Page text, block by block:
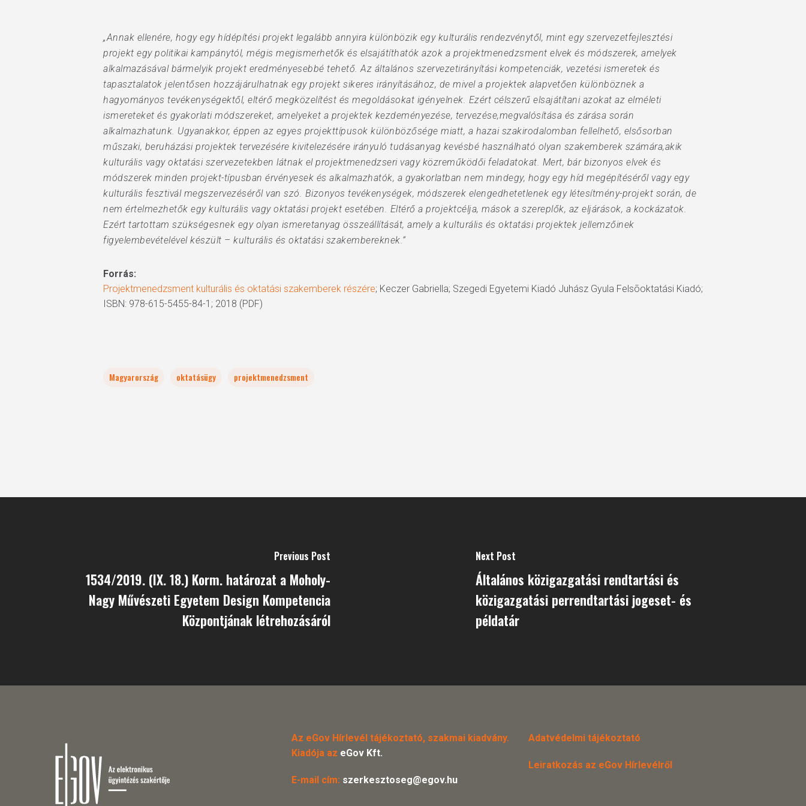
„Annak ellenére, hogy egy hídépítési projekt legalább annyira különbözik egy kulturális rendezvénytől, mint egy szervezetfejlesztési
projekt egy politikai kampánytól, mégis megismerhetők és elsajátíthatók azok a projektmenedzsment elvek és módszerek, amelyek
alkalmazásával bármelyik projekt eredményesebbé tehető. Az általános szervezetirányítási kompetenciák, vezetési ismeretek és
tapasztalatok jelentősen hozzájárulhatnak egy projekt sikeres irányításához, de mivel a projektek alapvetően különböznek a
hagyományos tevékenységektől, eltérő megközelítést és megoldásokat igényelnek. Ezért célszerű elsajátítani azokat az elméleti
ismereteket és gyakorlati módszereket, amelyeket a projektek kezdeményezése, tervezése,megvalósítása és zárása során
alkalmazhatunk. Ugyanakkor, éppen az egyes projekttípusok különbözősége miatt, a hazai szakirodalomban fellelhető, elsősorban
műszaki, beruházási projektek tervezésére kivitelezésére irányuló tudásanyag kevésbé használható olyan szakemberek számára,akik
kulturális vagy oktatási szervezetekben látnak el projektmenedzseri vagy közreműködői feladatokat. Mert, bár bizonyos elvek és
módszerek minden projekt-típusban érvényesek és alkalmazhatók, a gyakorlatban nem mindegy, hogy egy híd megépítéséről vagy egy
kulturális fesztivál megszervezéséről van szó. Bizonyos tevékenységek, módszerek elengedhetetlenek egy létesítmény-projekt során, de
nem értelmezhetők egy kulturális vagy oktatási projekt esetében. Eltérő a projektcélja, mások a szereplők, az eljárások, a kockázatok.
Ezért tartottam szükségesnek egy olyan ismeretanyag összeállítását, amely a kulturális és oktatási projektek jellemzőinek
figyelembevételével készült – kulturális és oktatási szakembereknek.”
Forrás:
Projektmenedzsment kulturális és oktatási szakemberek részére; Keczer Gabriella; Szegedi Egyetemi Kiadó Juhász Gyula Felsõoktatási Kiadó;
ISBN: 978-615-5455-84-1; 2018 (PDF)
Magyarország oktatásügy projektmenedzsment
Previous Post
1534/2019. (IX. 18.) Korm. határozat a Moholy-
Nagy Művészeti Egyetem Design Kompetencia
Központjának létrehozásáról
Next Post
Általános közigazgatási rendtartási és
közigazgatási perrendtartási jogeset- és
példatár
Az eGov Hírlevél tájékoztató, szakmai kiadvány.
Kiadója az eGov Kft.
E-mail cím: szerkesztoseg@egov.hu
Adatvédelmi tájékoztató
Leiratkozás az eGov Hírlevélről